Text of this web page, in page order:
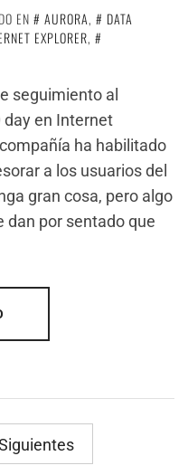
EN AURORA,
DATA
EXPLORER,
seguimiento al
en Internet
ha habilitado
a los usuarios del
gran cosa, pero algo
dan por sentado que